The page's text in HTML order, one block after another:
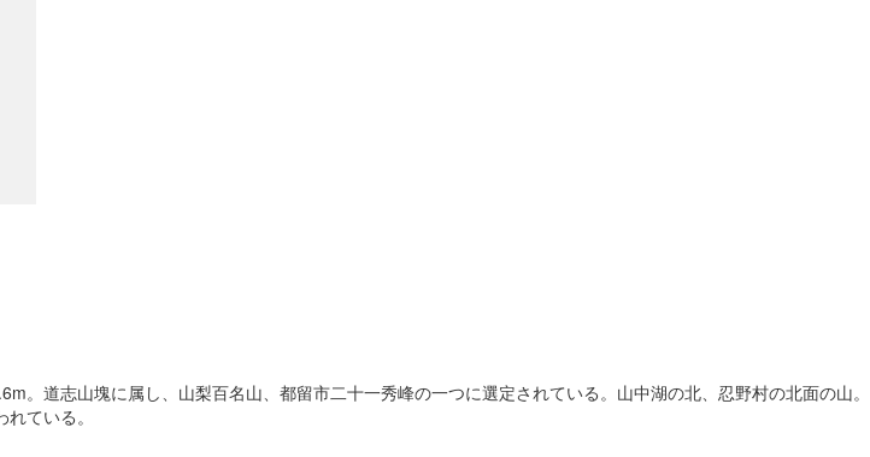
道志山塊に属し、山梨百名山、都留市二十一秀峰の一つに選定されている。山中湖の北、忍野村の北面の山。
ている。